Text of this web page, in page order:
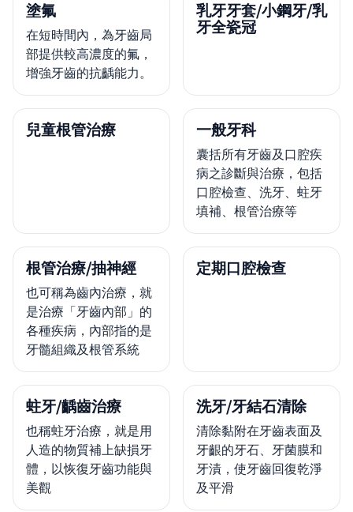
塗氟
在短時間內，為牙齒局
部提供較高濃度的氟，
增強牙齒的抗齲能力。
乳牙牙套/小鋼牙/乳
牙全瓷冠
兒童根管治療 一般牙科
囊括所有牙齒及口腔疾
病之診斷與治療，包括
口腔檢查、洗牙、蛀牙
填補、根管治療等
根管治療/抽神經
也可稱為齒內治療，就
是治療「牙齒內部」的
各種疾病，內部指的是
牙髓組織及根管系統
定期口腔檢查
蛀牙/齲齒治療
也稱蛀牙治療，就是用
人造的物質補上缺損牙
體，以恢復牙齒功能與
美觀
洗牙/牙結石清除
清除黏附在牙齒表面及
牙齦的牙石、牙菌膜和
牙漬，使牙齒回復乾淨
及平滑